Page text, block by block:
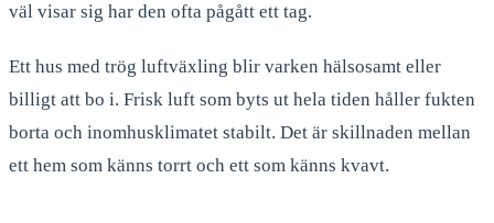
väl visar sig har den ofta pågått ett tag.
Ett hus med trög luftväxling blir varken hälsosamt eller
billigt att bo i. Frisk luft som byts ut hela tiden håller fukten
borta och inomhusklimatet stabilt. Det är skillnaden mellan
ett hem som känns torrt och ett som känns kvavt.